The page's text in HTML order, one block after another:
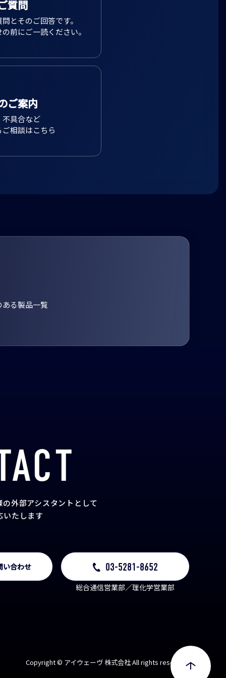
質問
とそのご回答です。
前にご一読ください。
ご案内
具合など
相談はこちら
る製品一覧
外部アシスタント として
たします
い合わせ 03-5281-8652
総合通信営業部／理化学営業部
Copyright © アイウェーヴ 株式会社 All rights reserved.